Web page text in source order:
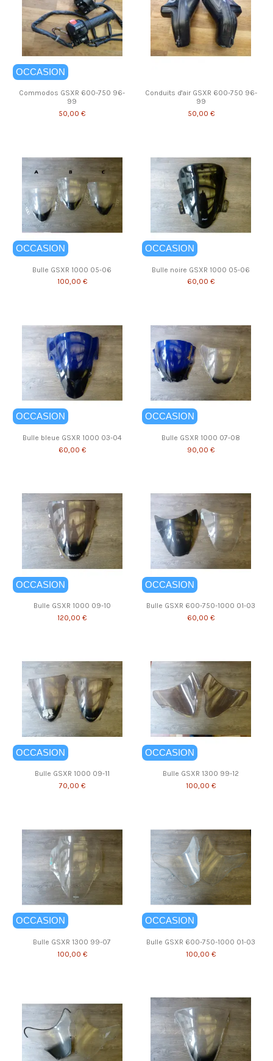
OCCASION
Commodos GSXR 600-750 96-
99
50,00 €
Conduits d'air GSXR 600-750 96-
99
50,00 €
OCCASION
Bulle GSXR 1000 05-06
100,00 €
OCCASION
Bulle noire GSXR 1000 05-06
60,00 €
OCCASION
Bulle bleue GSXR 1000 03-04
60,00 €
OCCASION
Bulle GSXR 1000 07-08
90,00 €
OCCASION
Bulle GSXR 1000 09-10
120,00 €
OCCASION
Bulle GSXR 600-750-1000 01-03
60,00 €
OCCASION
Bulle GSXR 1000 09-11
70,00 €
OCCASION
Bulle GSXR 1300 99-12
100,00 €
OCCASION
Bulle GSXR 1300 99-07
100,00 €
OCCASION
Bulle GSXR 600-750-1000 01-03
100,00 €